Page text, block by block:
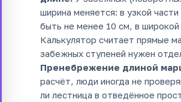
ширина меняется: в узкой
быть не менее 10 см, в
Калькулятор считает прямые
забежных ступеней нужен
Пренебрежение длиной
расчёт, люди иногда не
ли лестница в отведённое